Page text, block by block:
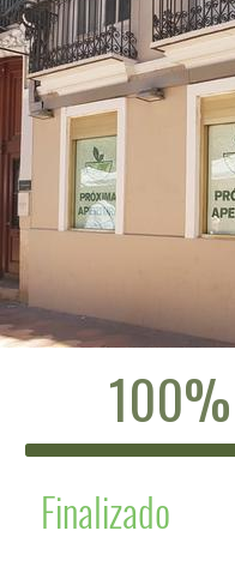
100%
Finalizado